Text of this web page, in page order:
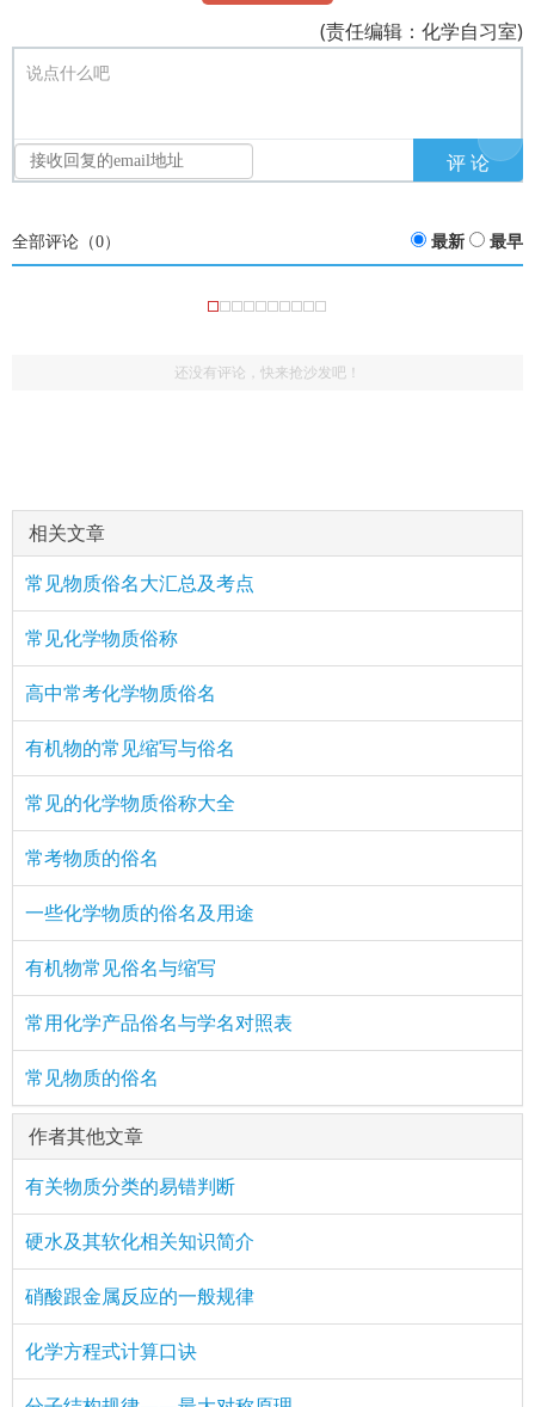
(责任编辑：化学自习室)
说点什么吧
全部评论（0） 最新 最早
还没有评论，快来抢沙发吧！
相关文章
常见物质俗名大汇总及考点
常见化学物质俗称
高中常考化学物质俗名
有机物的常见缩写与俗名
常见的化学物质俗称大全
常考物质的俗名
一些化学物质的俗名及用途
有机物常见俗名与缩写
常用化学产品俗名与学名对照表
常见物质的俗名
作者其他文章
有关物质分类的易错判断
硬水及其软化相关知识简介
硝酸跟金属反应的一般规律
化学方程式计算口诀